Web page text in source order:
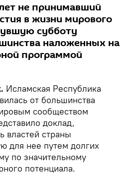
не принимавший
в жизни мирового
субботу
наложенных на
программой
Исламская Республика
от большинства
сообществом
доклад,
властей страны
для нее путем долгих
по значительному
потенциала.